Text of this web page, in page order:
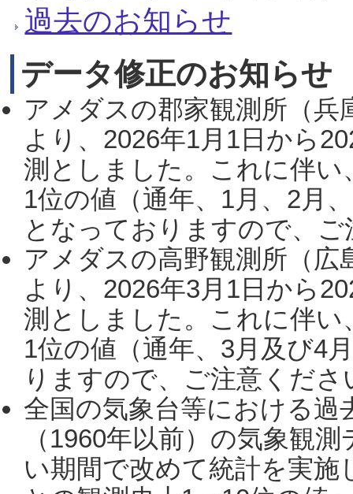
過去のお知らせ
データ修正のお知らせ
アメダスの郡家観測所（
より、2026年1月1日から
測としました。これに伴い
1位の値（通年、1月、2月
となっておりますので、
アメダスの高野観測所（
より、2026年3月1日から
測としました。これに伴い
1位の値（通年、3月及び4
りますので、ご注意くだ
全国の気象台等における過
（1960年以前）の気象観
い期間で改めて統計を実